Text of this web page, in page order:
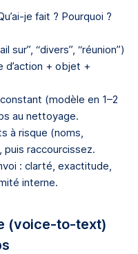
je fait ? Pourquoi ?
sur”, “divers”, “réunion”)
d’action + objet +
(modèle en 1–2
au nettoyage.
à risque (noms,
raccourcissez.
: clarté, exactitude,
interne.
(voice-to-text)